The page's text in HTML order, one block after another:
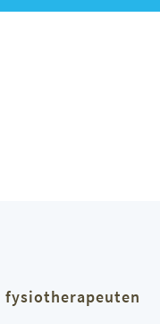
fysiotherapeuten